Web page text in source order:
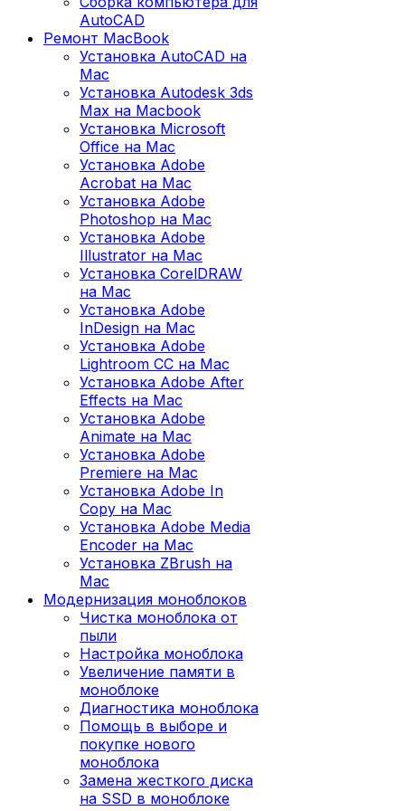
AutoCAD
Ремонт MacBook
Установка AutoCAD на
Mac
Установка Autodesk 3ds
Max на Macbook
Установка Microsoft
Office на Mac
Установка Adobe
Acrobat на Mac
Установка Adobe
Photoshop на Mac
Установка Adobe
Illustrator на Mac
Установка CorelDRAW
на Mac
Установка Adobe
InDesign на Mac
Установка Adobe
Lightroom CC на Mac
Установка Adobe After
Effects на Mac
Установка Adobe
Animate на Mac
Установка Adobe
Premiere на Mac
Установка Adobe In
Copy на Mac
Установка Adobe Media
Encoder на Mac
Установка ZBrush на
Mac
Модернизация моноблоков
Чистка моноблока от
пыли
Настройка моноблока
Увеличение памяти в
моноблоке
Диагностика моноблока
Помощь в выборе и
покупке нового
моноблока
Замена жесткого диска
на SSD в моноблоке